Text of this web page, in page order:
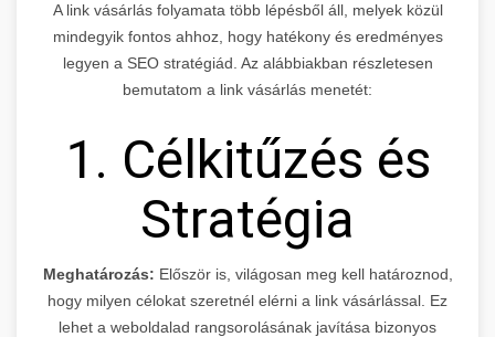
A link vásárlás folyamata több lépésből áll, melyek közül
mindegyik fontos ahhoz, hogy hatékony és eredményes
legyen a SEO stratégiád. Az alábbiakban részletesen
bemutatom a link vásárlás menetét:
1. Célkitűzés és
Stratégia
Meghatározás: Először is, világosan meg kell határoznod,
hogy milyen célokat szeretnél elérni a link vásárlással. Ez
lehet a weboldalad rangsorolásának javítása bizonyos